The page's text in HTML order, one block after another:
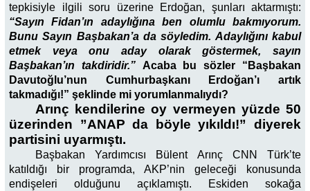
tepkisiyle ilgili soru üzerine Erdoğan, şunları aktarmıştı:
“Sayın Fidan’ın adaylığına ben olumlu bakmıyorum.
Bunu Sayın Başbakan’a da söyledim. Adaylığını kabul
etmek veya onu aday olarak göstermek, sayın
Başbakan’ın takdiridir.” Acaba bu sözler “Başbakan
Davutoğlu’nun Cumhurbaşkanı Erdoğan’ı artık
takmadığı!” şeklinde mi yorumlanmalıydı?
Arınç kendilerine oy vermeyen yüzde 50
üzerinden ”ANAP da böyle yıkıldı!” diyerek
partisini uyarmıştı.
Başbakan Yardımcısı Bülent Arınç CNN Türk’te
katıldığı bir programda, AKP’nin geleceği konusunda
endişeleri olduğunu açıklamıştı. Eskiden sokağa